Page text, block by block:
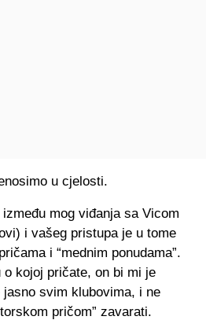
u cjelosti.
mog viđanja sa Vicom
i vašeg pristupa je u tome
i “mednim ponudama”.
kojoj pričate, on bi mi je
svim klubovima, i ne
pričom” zavarati.